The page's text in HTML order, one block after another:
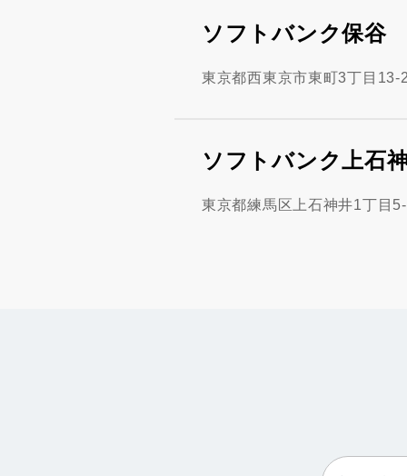
ソフトバンク保谷
東京都西東京市東町3丁目13-
ソフトバンク上石
東京都練馬区上石神井1丁目